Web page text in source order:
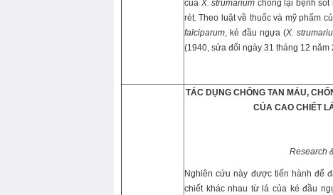
của X. strumarium chống lại bệnh sốt
rét.Theo luật về thuốc và mỹ phẩm
falciparum, ké đầu ngựa (X. s
(1940, sửa đổi ngày 31 tháng 12 năm
TÁC DỤNG CHỐNG TAN MÁU,
CỦA CAO CHIẾT
Research
Nghiên cứu này được tiến hành để
chiết khác nhau từ lá của ké đầu